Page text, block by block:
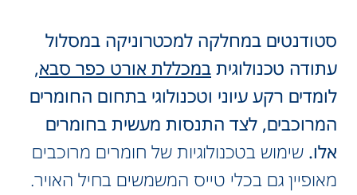
סטודנטים במחלקה למכטרוניקה במסלול
עתודה טכנולוגית במכללת אורט כפר סבא,
לומדים רקע עיוני וטכנולוגי בתחום החומרים
המרוכבים, לצד התנסות מעשית בחומרים
אלו. שימוש בטכנולוגיות של חומרים מרוכבים
מאופיין גם בכלי טייס המשמשים בחיל האויר.